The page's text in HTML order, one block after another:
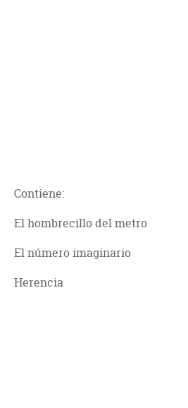
Contiene:
El hombrecillo del metro
El número imaginario
Herencia